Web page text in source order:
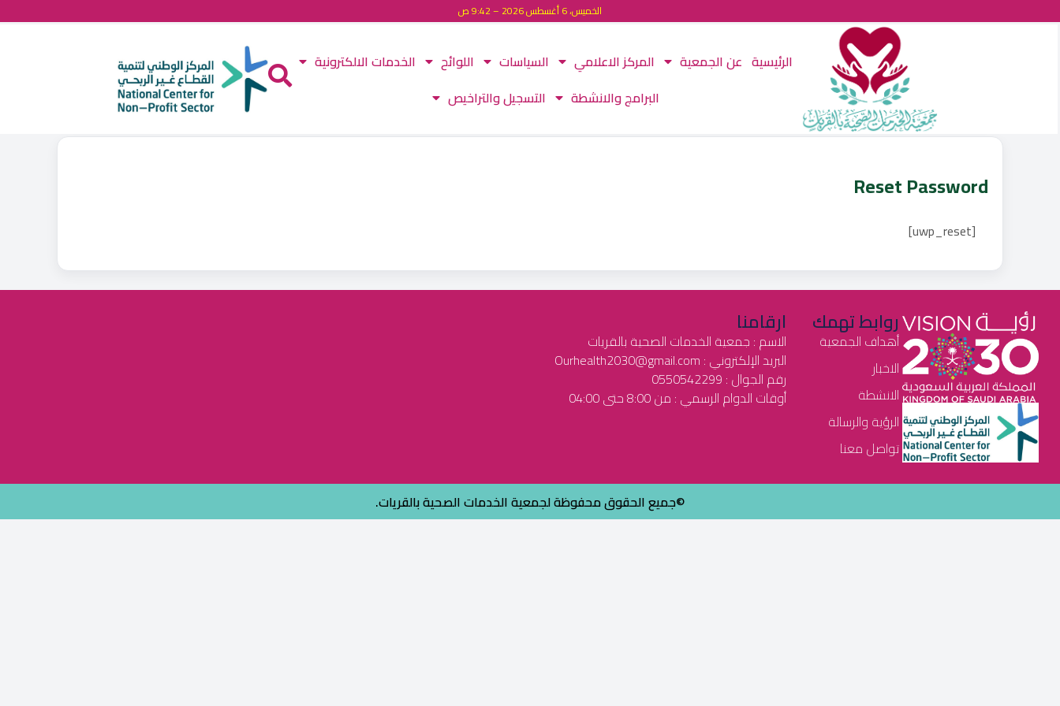
الخميس، 6 أغسطس 2026 – 9:42 ص
الرئيسية عن الجمعية المركز الاعلامي السياسات اللوائح
الخدمات الالكترونية
البرامج والانشطة
التسجيل والتراخيص
Reset Password
[uwp_reset]
روابط تهمك
أهداف الجمعية
الاخبار
الانشطة
الرؤية والرسالة
تواصل معنا
ارقامنا
الاسم : جمعية الخدمات الصحية بالقريات
البريد الإلكتروني : Ourhealth2030@gmail.com
رقم الجوال : 0550542299
أوقات الدوام الرسمي : من 8:00 حتى 04:00
©جميع الحقوق محفوظة لجمعية الخدمات الصحية بالقريات.